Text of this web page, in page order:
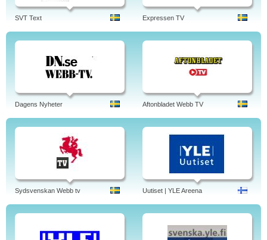
SVT Text Expressen TV
Dagens Nyheter Aftonbladet Webb TV
Sydsvenskan Webb tv Uutiset | YLE Areena